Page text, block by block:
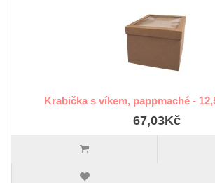
Krabička s víkem, pappmaché -
67,03Kč